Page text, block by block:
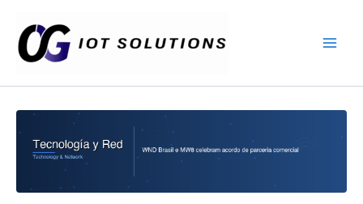
contenido